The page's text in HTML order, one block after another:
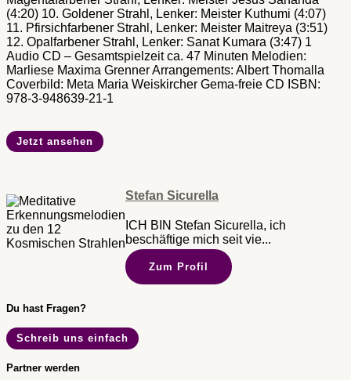
(4:20) 10. Goldener Strahl, Lenker: Meister Kuthumi (4:07)
11. Pfirsichfarbener Strahl, Lenker: Meister Maitreya (3:51)
12. Opalfarbener Strahl, Lenker: Sanat Kumara (3:47) 1
Audio CD – Gesamtspielzeit ca. 47 Minuten Melodien:
Marliese Maxima Grenner Arrangements: Albert Thomalla
Coverbild: Meta Maria Weiskircher Gema-freie CD ISBN:
978-3-948639-21-1
Jetzt ansehen
Stefan Sicurella
ICH BIN Stefan Sicurella, ich
beschäftige mich seit vie...
Zum Profil
Du hast Fragen?
Schreib uns einfach
Partner werden